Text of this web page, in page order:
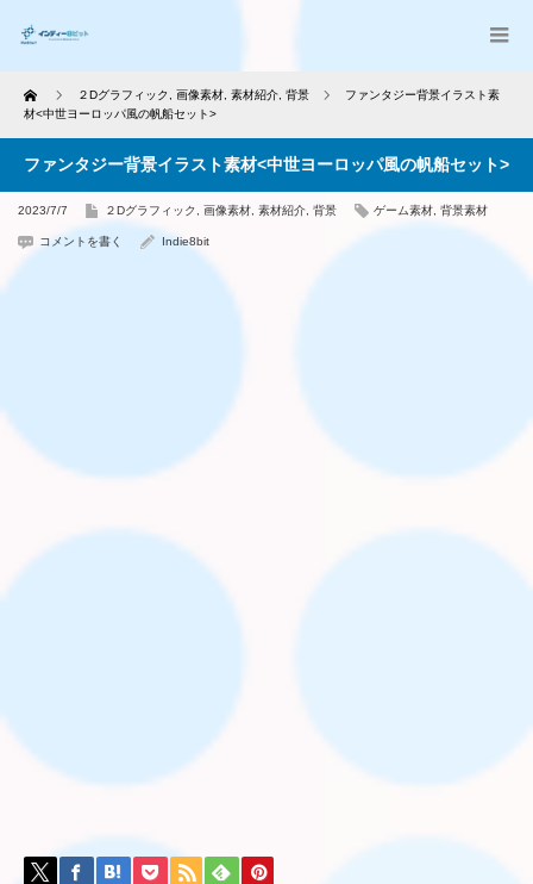
Home ２Dグラフィック 画像素材 素材紹介 背景
ファンタジー背景イラスト素
材<中世ヨーロッパ風の帆船セット>
ファンタジー背景イラスト素材<中世ヨーロッパ風の帆船セット>
2023/7/7 ２Dグラフィック 画像素材 素材紹介 背景 ゲーム素材 背景素材
コメントを書く Indie8bit